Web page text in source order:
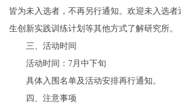
皆为未入选者，不再另行通知。欢迎未入选
生创新实践训练计划等其他方式了解研究所。
三、活动时间
活动时间：7月中下旬
具体入围名单及活动安排再行通知。
四、注意事项